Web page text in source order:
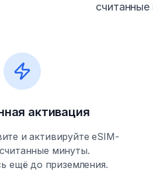
активация
и активируйте eSIM-
минуты.
ещё до приземления.